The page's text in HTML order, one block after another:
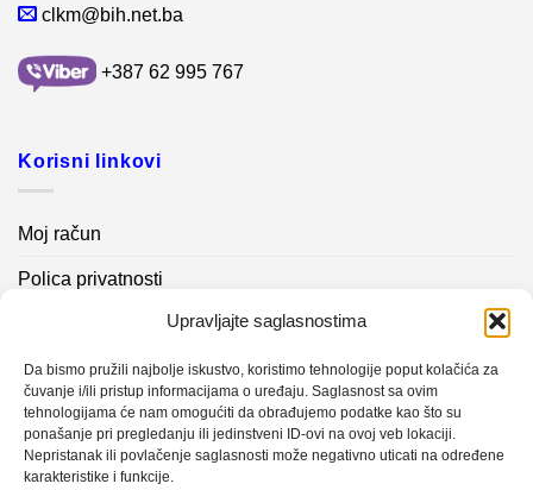
Upravljajte saglasnostima
Da bismo pružili najbolje iskustvo, koristimo tehnologije poput kolačića za
čuvanje i/ili pristup informacijama o uređaju. Saglasnost sa ovim
tehnologijama će nam omogućiti da obrađujemo podatke kao što su
ponašanje pri pregledanju ili jedinstveni ID-ovi na ovoj veb lokaciji.
Nepristanak ili povlačenje saglasnosti može negativno uticati na određene
karakteristike i funkcije.
clkm@bih.net.ba
+387 62 995 767
Korisni linkovi
Moj račun
Polica privatnosti
Kontakt info
Novosti